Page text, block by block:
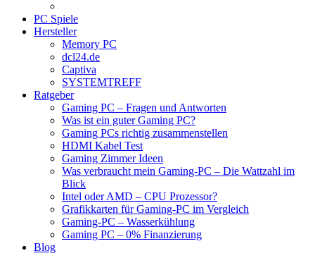
PC Spiele
Hersteller
Memory PC
dcl24.de
Captiva
SYSTEMTREFF
Ratgeber
Gaming PC – Fragen und Antworten
Was ist ein guter Gaming PC?
Gaming PCs richtig zusammenstellen
HDMI Kabel Test
Gaming Zimmer Ideen
Was verbraucht mein Gaming-PC – Die Wattzahl im
Blick
Intel oder AMD – CPU Prozessor?
Grafikkarten für Gaming-PC im Vergleich
Gaming-PC – Wasserkühlung
Gaming PC – 0% Finanzierung
Blog